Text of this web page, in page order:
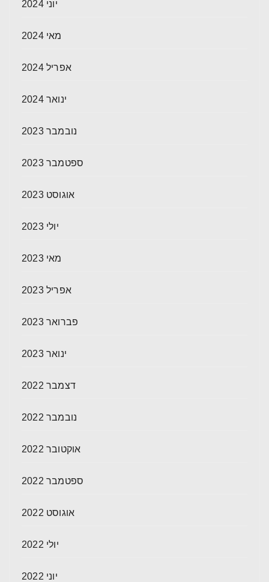
יוני 2024
מאי 2024
אפריל 2024
ינואר 2024
נובמבר 2023
ספטמבר 2023
אוגוסט 2023
יולי 2023
מאי 2023
אפריל 2023
פברואר 2023
ינואר 2023
דצמבר 2022
נובמבר 2022
אוקטובר 2022
ספטמבר 2022
אוגוסט 2022
יולי 2022
יוני 2022